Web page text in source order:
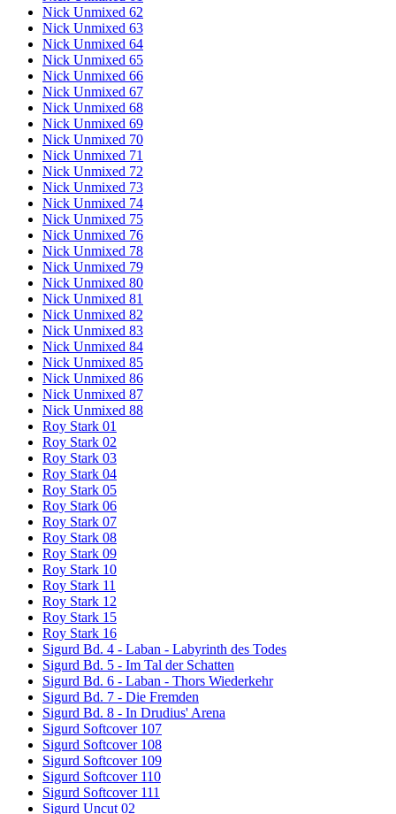
Nick Unmixed 62
Nick Unmixed 63
Nick Unmixed 64
Nick Unmixed 65
Nick Unmixed 66
Nick Unmixed 67
Nick Unmixed 68
Nick Unmixed 69
Nick Unmixed 70
Nick Unmixed 71
Nick Unmixed 72
Nick Unmixed 73
Nick Unmixed 74
Nick Unmixed 75
Nick Unmixed 76
Nick Unmixed 78
Nick Unmixed 79
Nick Unmixed 80
Nick Unmixed 81
Nick Unmixed 82
Nick Unmixed 83
Nick Unmixed 84
Nick Unmixed 85
Nick Unmixed 86
Nick Unmixed 87
Nick Unmixed 88
Roy Stark 01
Roy Stark 02
Roy Stark 03
Roy Stark 04
Roy Stark 05
Roy Stark 06
Roy Stark 07
Roy Stark 08
Roy Stark 09
Roy Stark 10
Roy Stark 11
Roy Stark 12
Roy Stark 15
Roy Stark 16
Sigurd Bd. 4 - Laban - Labyrinth des Todes
Sigurd Bd. 5 - Im Tal der Schatten
Sigurd Bd. 6 - Laban - Thors Wiederkehr
Sigurd Bd. 7 - Die Fremden
Sigurd Bd. 8 - In Drudius' Arena
Sigurd Softcover 107
Sigurd Softcover 108
Sigurd Softcover 109
Sigurd Softcover 110
Sigurd Softcover 111
Sigurd Uncut 02